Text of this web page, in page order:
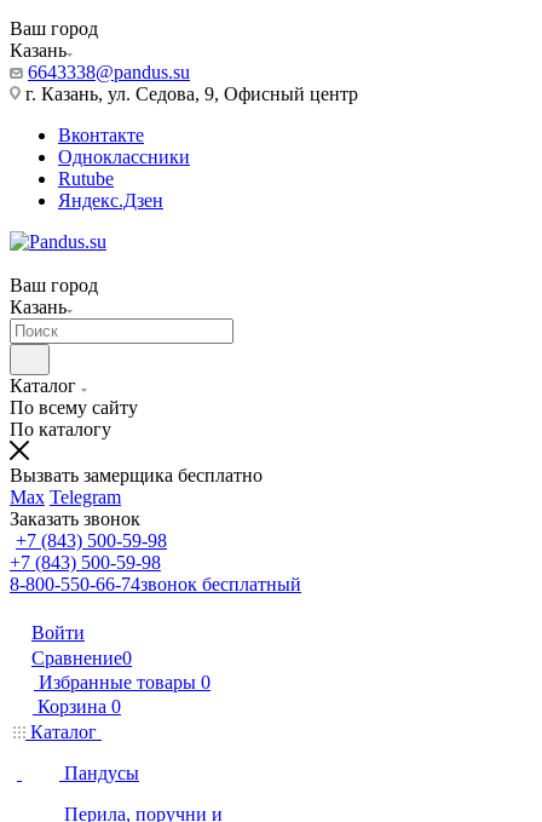
Ваш город
Казань
6643338@pandus.su
г. Казань, ул. Седова, 9, Офисный центр
Вконтакте
Одноклассники
Rutube
Яндекс.Дзен
Ваш город
Казань
Каталог
По всему сайту
По каталогу
Вызвать замерщика бесплатно
Max Telegram
Заказать звонок
+7 (843) 500-59-98
+7 (843) 500-59-98
8-800-550-66-74звонок бесплатный
Войти
Сравнение0
Избранные товары 0
Корзина 0
Каталог
Пандусы
Перила, поручни и